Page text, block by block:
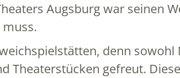
Augsburg war seinen
denn
Theaterstücken gefreut.